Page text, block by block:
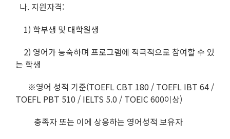
나. 지원자격:
1) 학부생 및 대학원생
2) 영어가 능숙하며 프로그램에 적극적으로 참여할 수 있
는 학생
※영어 성적 기준(TOEFL CBT 180 / TOEFL IBT 64 /
TOEFL PBT 510 / IELTS 5.0 / TOEIC 600이상)
충족자 또는 이에 상응하는 영어성적 보유자